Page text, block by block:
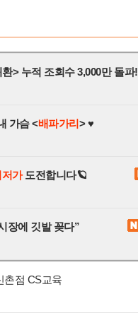
> 누적 조회수 3,000만 돌파!
가슴 <배파가리> ♥
가도전합니다🪐
장에 깃발 꽂다”
촌점 CS교육